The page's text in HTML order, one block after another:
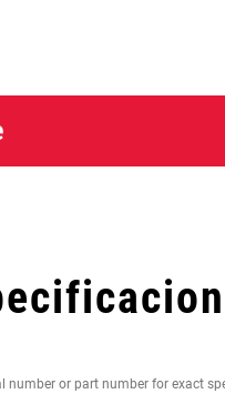
number or part number for exact